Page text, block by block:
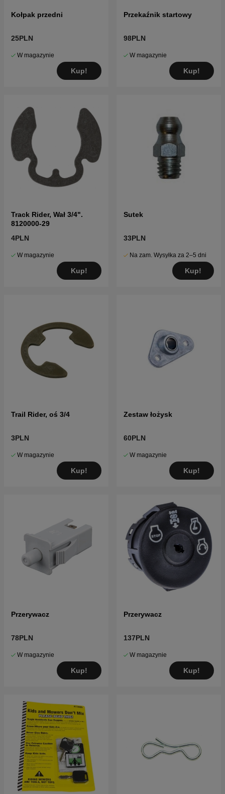
Kołpak przedni
25PLN
W magazynie
Kup!
Przekaźnik startowy
98PLN
W magazynie
Kup!
Track Rider, Wał 3/4".
8120000-29
4PLN
W magazynie
Kup!
Sutek
33PLN
Na zam. Wysyłka za 2–5 dni
Kup!
Trail Rider, oś 3/4
3PLN
W magazynie
Kup!
Zestaw łożysk
60PLN
W magazynie
Kup!
Przerywacz
78PLN
W magazynie
Kup!
Przerywacz
137PLN
W magazynie
Kup!